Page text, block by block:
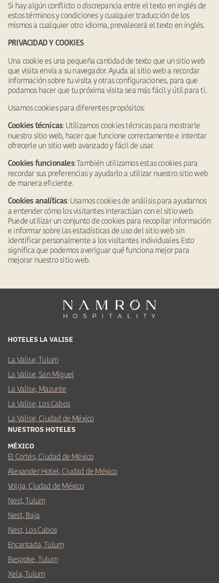
Si hay algún conflicto o discrepancia entre el texto en inglés de
estos términos y condiciones y cualquier traducción de los
mismos a cualquier otro idioma, prevalecerá el texto en inglés.
PRIVACIDAD Y COOKIES
Una cookie es una pequeña cantidad de texto que un sitio web
que visita envía a su navegador. Ayuda al sitio web a recordar
información sobre tu visita y otras configuraciones, para que
podamos hacer que tu próxima visita sea más fácil y útil para ti.
Usamos cookies para diferentes propósitos:
Cookies técnicas: Utilizamos cookies técnicas para mostrarle
nuestro sitio web, hacer que funcione correctamente e intentar
ofrecerle un sitio web avanzado y fácil de usar.
Cookies funcionales: También utilizamos estas cookies para
recordar sus preferencias y ayudarlo a utilizar nuestro sitio web
de manera eficiente.
Cookies analíticas: Usamos cookies de análisis para ayudarnos
a entender cómo los visitantes interactúan con el sitio web.
Puede utilizar un conjunto de cookies para recopilar información
e informar sobre las estadísticas de uso del sitio web sin
identificar personalmente a los visitantes individuales. Esto
significa que podemos averiguar qué funciona mejor para
mejorar nuestro sitio web.
HOTELES LA VALISE
La Valise, Tulum
La Valise, San Miguel
La Valise, Mazunte
La Valise, Los Cabos
La Valise, Ciudad de México
NUESTROS HOTELES
MÉXICO
El Cortés, Ciudad de México
Alexander Hotel, Ciudad de México
Volga, Ciudad de México
Nest, Tulum
Nest, Baja
Nest, Los Cabos
Encantada, Tulum
Bespoke, Tulum
Xela, Tulum